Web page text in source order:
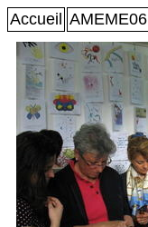
Accueil AMEME06